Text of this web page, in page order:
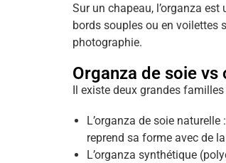
Sur un chapeau, l’organza
bords souples ou en voilettes
photographie.
Organza de soie
Il existe deux grandes
L’organza de soie
reprend sa forme avec de
L’organza synthétique